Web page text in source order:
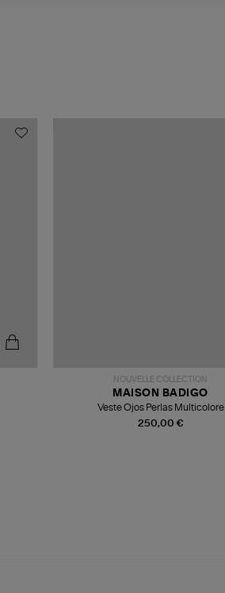
NOUVELLE COLLECTION
250,00 €
MAISON BADIGO
Veste Ojos Perlas Multicolore